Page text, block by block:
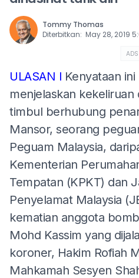
Tommy Thomas
Diterbitkan: May 28, 2019
ADS
ULASAN l Kenyataan
menjelaskan kekeliruan
timbul berhubung
Mansor, seorang
Peguam Malaysia,
Kementerian
Tempatan (KPKT) dan
Penyelamat Malaysia
kematian anggota
Mohd Kassim yang
koroner, Hakim Rofiah
Mahkamah Sesyen